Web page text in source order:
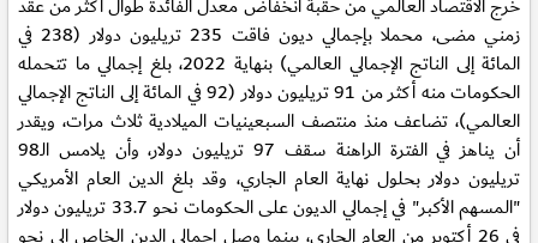
زمني مضى، محملا بإجمالي ديون فاقت 235 تريليون دولار (238 في
المائة إلى الناتج الإجمالي العالمي) بنهاية 2022، بلغ إجمالي ما تتحمله
الحكومات منه أكثر من 91 تريليون دولار (92 في المائة إلى الناتج الإجمالي
العالمي)، تضاعف منذ منتصف السبعينيات الميلادية ثلاث مرات، ويقدر
أن يناهز في الفترة الراهنة سقف 97 تريليون دولار، وأن يلامس الـ98
تريليون دولار بحلول نهاية العام الجاري، وقد بلغ الدين العام الأمريكي
"المسهم الأكبر" في إجمالي الديون على الحكومات نحو 33.7 تريليون دولار
في 26 أكتوبر من العام الجاري، بينما وصل إجمالي الدين الخاص إلى نحو